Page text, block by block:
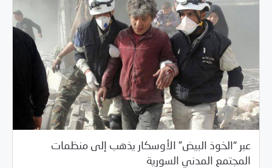
عبر “الخوذ البيض” الأوسكار يذهب إلى منظمات
المجتمع المدني السورية
02/27/2017 السلطة الخامسة